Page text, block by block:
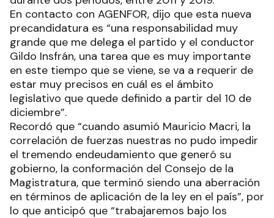
En contacto con AGENFOR, dijo que esta nueva
precandidatura es “una responsabilidad muy
grande que me delega el partido y el conductor
Gildo Insfrán, una tarea que es muy importante
en este tiempo que se viene, se va a requerir de
estar muy precisos en cuál es el ámbito
legislativo que quede definido a partir del 10 de
diciembre”.
Recordó que “cuando asumió Mauricio Macri, la
correlación de fuerzas nuestras no pudo impedir
el tremendo endeudamiento que generó su
gobierno, la conformación del Consejo de la
Magistratura, que terminó siendo una aberración
en términos de aplicación de la ley en el país”, por
lo que anticipó que “trabajaremos bajo los